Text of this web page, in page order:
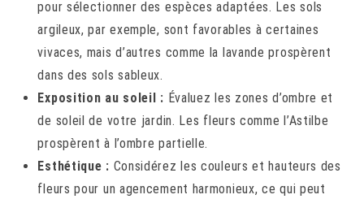
pour sélectionner des espèces adaptées. Les sols
argileux, par exemple, sont favorables à certaines
vivaces, mais d’autres comme la lavande prospèrent
dans des sols sableux.
Exposition au soleil : Évaluez les zones d’ombre et
de soleil de votre jardin. Les fleurs comme l’Astilbe
prospèrent à l’ombre partielle.
Esthétique : Considérez les couleurs et hauteurs des
fleurs pour un agencement harmonieux, ce qui peut